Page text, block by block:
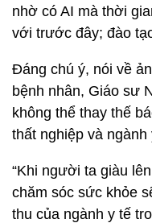
nhờ có AI mà thời
với trước đây; đào
Đáng chú ý, nói về
bệnh nhân, Giáo sư
không thể thay thế
thất nghiệp và
“Khi người ta giàu
chăm sóc sức khỏe
thu của ngành y tế